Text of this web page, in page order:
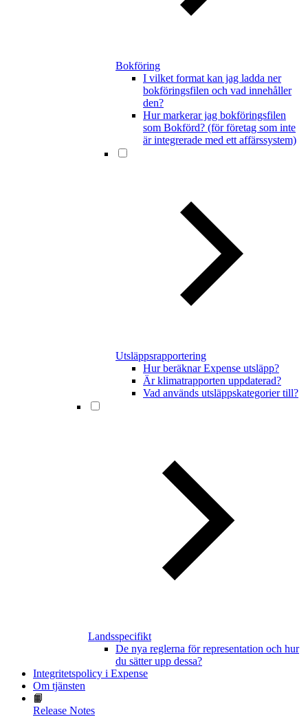
Bokföring
I vilket format kan jag ladda ner
bokföringsfilen och vad innehåller
den?
Hur markerar jag bokföringsfilen
som Bokförd? (för företag som inte
är integrerade med ett affärssystem)
Utsläppsrapportering
Hur beräknar Expense utsläpp?
Är klimatrapporten uppdaterad?
Vad används utsläppskategorier till?
Landsspecifikt
De nya reglerna för representation och hur
du sätter upp dessa?
Integritetspolicy i Expense
Om tjänsten
📙
Release Notes